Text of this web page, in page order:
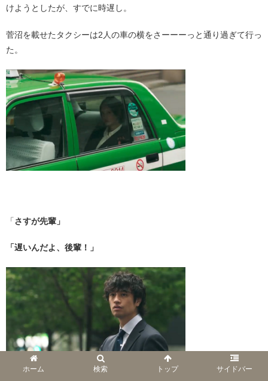
けようとしたが、すでに時遅し。
菅沼を載せたタクシーは2人の車の横をさーーーっと通り過ぎて行っ
た。
「さすが先輩」
「遅いんだよ、後輩！」
ホーム 検索 トップ サイドバー